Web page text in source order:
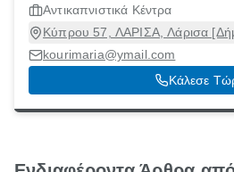
Αντικαπνιστικά Κέντρα
Κύπρου 57, ΛΑΡΙΣΑ, Λάρισα
kourimaria@ymail.com
Κάλεσε